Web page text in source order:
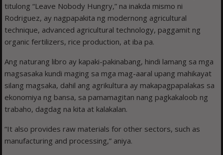
titulong “Leave Nobody Hungry,” na inakda mismo ni
Rodriguez, ay nagpapakita ng modernong agricultural
technique, advanced agricultural technology, paggamit ng
organic fertilizers, rice production, at iba pa.
Ang naturang libro ay kapaki-pakinabang, hindi lamang sa mga
magsasaka kundi maging sa mga mag-aaral upang mahikayat
silang magsaka, dahil ang agrikultura ay makapagpapalakas sa
ekonomiya ng bansa, sa pamamagitan nang pagkakaloob ng
trabaho, dagdag na kita at kalakalan.
“It also provides raw materials for other sectors, such as
manufacturing and processing,” aniya.